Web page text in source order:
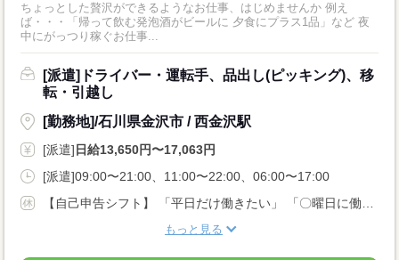
ちょっとした贅沢ができるようなお仕事、はじめませんか 例え
ば・・・「帰って飲む発泡酒がビールに 夕食にプラス1品」など 夜
中にがっつり稼ぐお仕事...
[派遣]ドライバー・運転手、品出し(ピッキング)、移
転・引越し
[勤務地]/石川県金沢市 / 西金沢駅
[派遣] 日給13,650円〜17,063円
[派遣]09:00〜21:00、11:00〜22:00、06:00〜17:00
【自己申告シフト】 「平日だけ働きたい」 「〇曜日に働きたい」 など、働き方は自分で選べます。 曜日・時間についてのご希望も 面談の際に教えてくださいね。 ※こちらは中型以上のお仕事の例です
もっと見る